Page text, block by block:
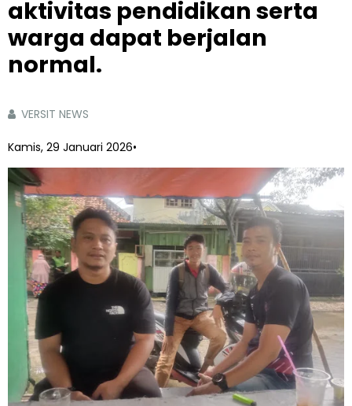
aktivitas pendidikan serta
warga dapat berjalan
normal.
VERSIT NEWS
Kamis, 29 Januari 2026•